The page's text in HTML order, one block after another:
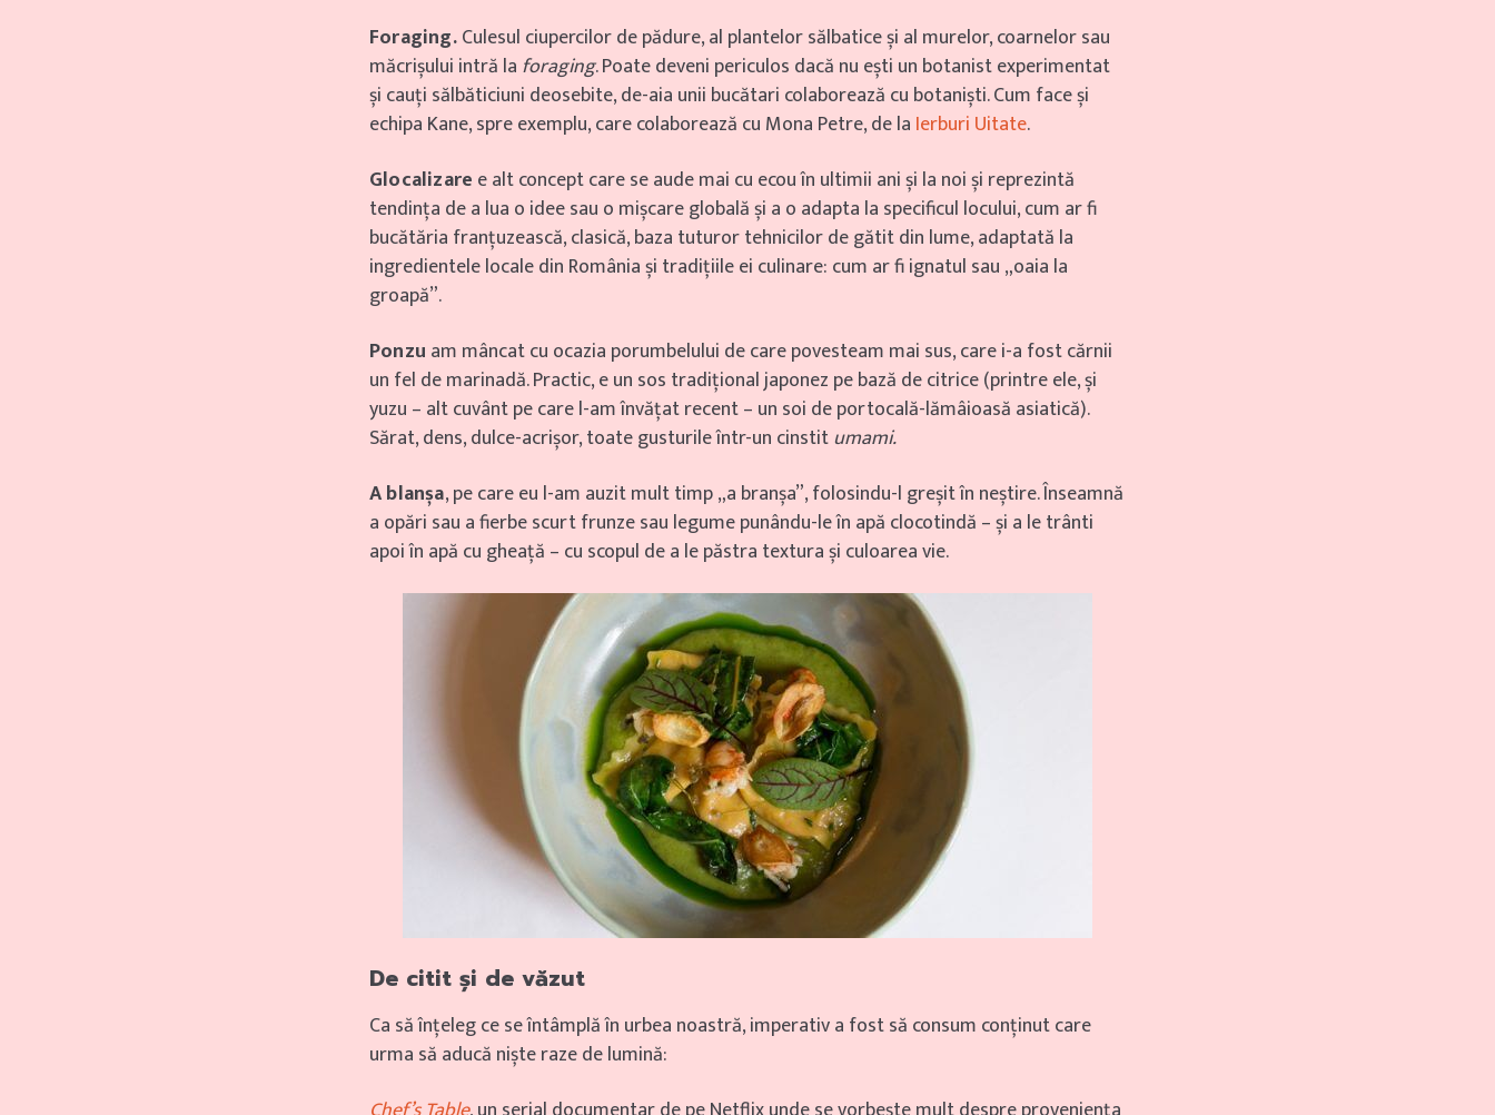
Foraging.Culesul ciupercilor de pădure, al plantelor sălbatice și al murelor, coarnelor sau
măcrișului intră la foraging. Poate deveni periculos dacă nu ești un botanist experimentat
și cauți sălbăticiuni deosebite, de-aia unii bucătari colaborează cu botaniști. Cum face și
echipa Kane, spre exemplu, care colaborează cu Mona Petre, de la Ierburi Uitate.
Glocalizare e alt concept care se aude mai cu ecou în ultimii ani și la noi și reprezintă
tendința de a lua o idee sau o mișcare globală și a o adapta la specificul locului, cum ar fi
bucătăria franțuzească, clasică, baza tuturor tehnicilor de gătit din lume, adaptată la
ingredientele locale din România și tradițiile ei culinare: cum ar fi ignatul sau „oaia la
groapă”.
Ponzu am mâncat cu ocazia porumbelului de care povesteam mai sus, care i-a fost cărnii
un fel de marinadă. Practic, e un sos tradițional japonez pe bază de citrice (printre ele, și
yuzu – alt cuvânt pe care l-am învățat recent – un soi de portocală-lămâioasă asiatică).
Sărat, dens, dulce-acrișor, toate gusturile într-un cinstitumami.
A blanșa, pe care eu l-am auzit mult timp „a branșa”, folosindu-l greșit în neștire. Înseamnă
a opări sau a fierbe scurt frunze sau legume punându-le în apă clocotindă – și a le trânti
apoi în apă cu gheață – cu scopul de a le păstra textura și culoarea vie.
De citit și de văzut
Ca să înțeleg ce se întâmplă în urbea noastră, imperativ a fost să consum conținut care
urma să aducă niște raze de lumină: